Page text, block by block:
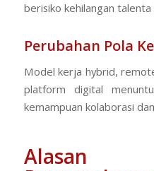
berisiko kehilangan talenta
Perubahan Pola
Model kerja hybrid,
platform digital
kemampuan kolaborasi
Alasan